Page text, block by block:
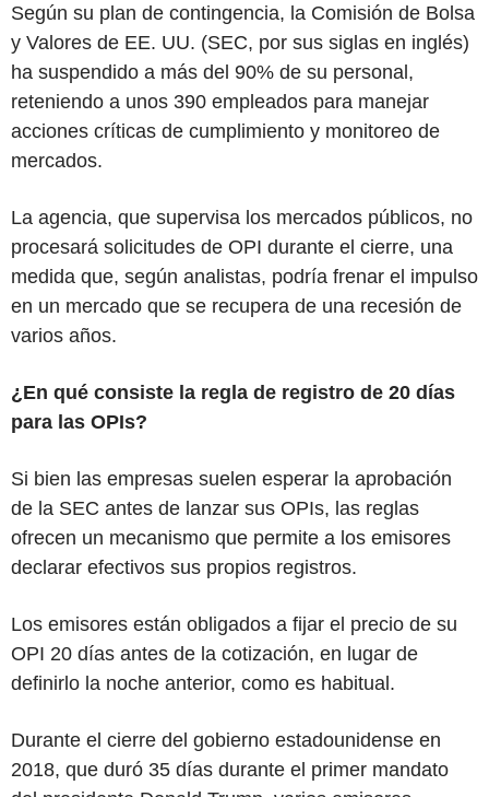
Según su plan de contingencia, la Comisión de Bolsa
y Valores de EE. UU. (SEC, por sus siglas en inglés)
ha suspendido a más del 90% de su personal,
reteniendo a unos 390 empleados para manejar
acciones críticas de cumplimiento y monitoreo de
mercados.
La agencia, que supervisa los mercados públicos, no
procesará solicitudes de OPI durante el cierre, una
medida que, según analistas, podría frenar el impulso
en un mercado que se recupera de una recesión de
varios años.
¿En qué consiste la regla de registro de 20 días
para las OPIs?
Si bien las empresas suelen esperar la aprobación
de la SEC antes de lanzar sus OPIs, las reglas
ofrecen un mecanismo que permite a los emisores
declarar efectivos sus propios registros.
Los emisores están obligados a fijar el precio de su
OPI 20 días antes de la cotización, en lugar de
definirlo la noche anterior, como es habitual.
Durante el cierre del gobierno estadounidense en
2018, que duró 35 días durante el primer mandato